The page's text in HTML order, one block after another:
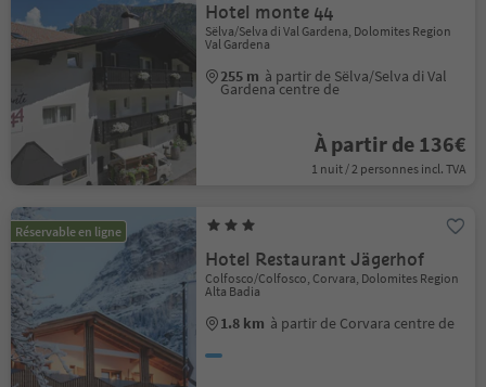
Hotel monte 44
Sëlva/Selva di Val Gardena, Dolomites Region
Val Gardena
255 m à partir de Sëlva/Selva di Val
Gardena centre de
À partir de 136€
1 nuit / 2 personnes incl. TVA
Réservable en ligne
Hotel Restaurant Jägerhof
Colfosco/Colfosco, Corvara, Dolomites Region
Alta Badia
1.8 km à partir de Corvara centre de